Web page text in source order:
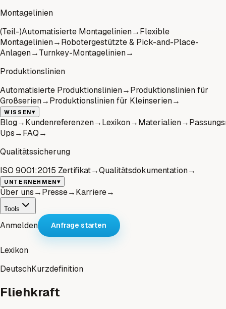
Montagelinien
(Teil-)Automatisierte Montagelinien→Flexible
Montagelinien→Robotergestützte & Pick-and-Place-
Anlagen→Turnkey-Montagelinien→
Produktionslinien
Automatisierte Produktionslinien→Produktionslinien für
Großserien→Produktionslinien für Kleinserien→
WISSEN▾
Blog→Kundenreferenzen→Lexikon→Materialien→
Ups→FAQ→
Qualitätssicherung
ISO 9001:2015 Zertifikat→Qualitätsdokumentation→
UNTERNEHMEN▾
Über uns→Presse→Karriere→
Tools
Anmelden Anfrage starten
Lexikon
DeutschKurzdefinition
Fliehkraft